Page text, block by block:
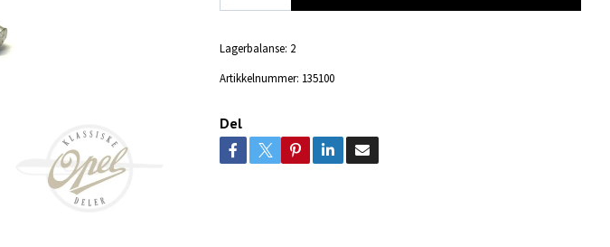
Lagerbalanse: 2
Artikkelnummer: 135100
Del